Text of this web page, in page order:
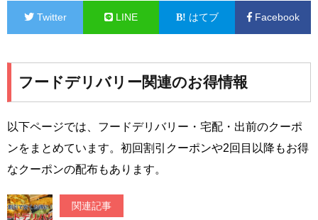
Twitter LINE はてブ Facebook
フードデリバリー関連のお得情報
以下ページでは、フードデリバリー・宅配・出前のクーポ
ンをまとめています。初回割引クーポンや2回目以降もお得
なクーポンの配布もあります。
関連記事